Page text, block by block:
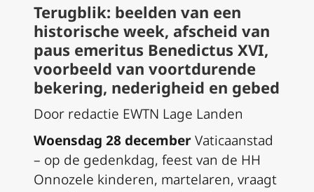
Terugblik: beelden van een
historische week, afscheid van
paus emeritus Benedictus XVI,
voorbeeld van voortdurende
bekering, nederigheid en gebed
Door redactie EWTN Lage Landen
Woensdag 28 decemberVaticaanstad
– op de gedenkdag, feest van de HH
Onnozele kinderen, martelaren, vraagt